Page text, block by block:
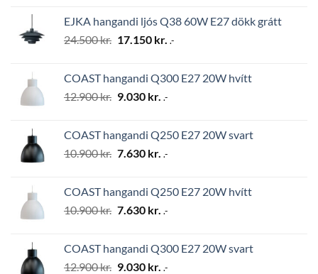
2.794 kr..1.956 kr..
EJKA hangandi ljós Q38 60W E27 dökk grátt
24.500kr. Original
24.500 kr..
17.150 kr. Current
17.150 kr..
.-
COAST hangandi Q300 E27 20W hvítt
12.900kr. Original
12.900 kr..
9.030 kr. Current
9.030 kr..
.-
COAST hangandi Q250 E27 20W svart
10.900kr. Original
10.900 kr..
7.630 kr. Current
7.630 kr..
.-
COAST hangandi Q250 E27 20W hvítt
10.900kr. Original
10.900 kr..
7.630 kr. Current
7.630 kr..
.-
COAST hangandi Q300 E27 20W svart
12.900kr. Original
9.030 kr. Current
.-